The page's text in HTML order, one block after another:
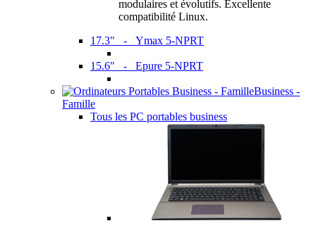
modulaires et évolutifs. Excellente
compatibilité Linux.
17.3" - Ymax 5-NPRT
15.6" - Epure 5-NPRT
Business -
Famille
Tous les PC portables business